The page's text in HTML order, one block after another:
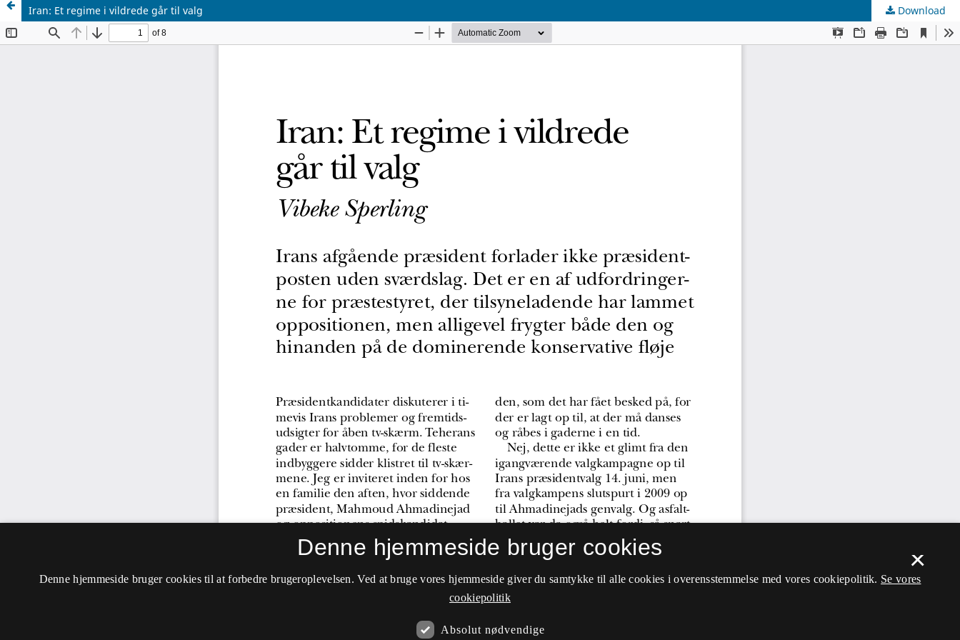
Iran: Et regime i vildrede går til valg Download
×
Denne hjemmeside bruger cookies
Denne hjemmeside bruger cookies til at forbedre brugeroplevelsen. Ved at bruge vores hjemmeside giver du samtykke til alle cookies i overensstemmelse med vores cookiepolitik. Se vores
cookiepolitik
Absolut nødvendige